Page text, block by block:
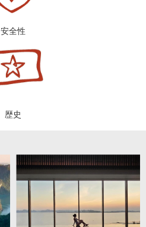
安全性
歴史